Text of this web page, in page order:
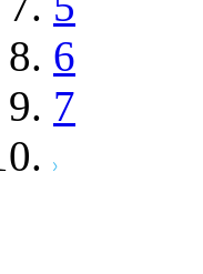
6
7